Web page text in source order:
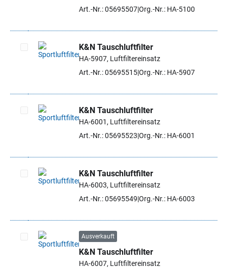
Art.-Nr.: 05695507Org.-Nr.: HA-5100
Artikel auswählen
K&N Tauschluftfilter
HA-5907, Luftfiltereinsatz
Art.-Nr.: 05695515Org.-Nr.: HA-5907
Artikel auswählen
K&N Tauschluftfilter
HA-6001, Luftfiltereinsatz
Art.-Nr.: 05695523 Org.-Nr.: HA-6001
Artikel auswählen
K&N Tauschluftfilter
HA-6003, Luftfiltereinsatz
Art.-Nr.: 05695549 Org.-Nr.: HA-6003
Artikel auswählen
Ausverkauft
K&N Tauschluftfilter
HA-6007, Luftfiltereinsatz